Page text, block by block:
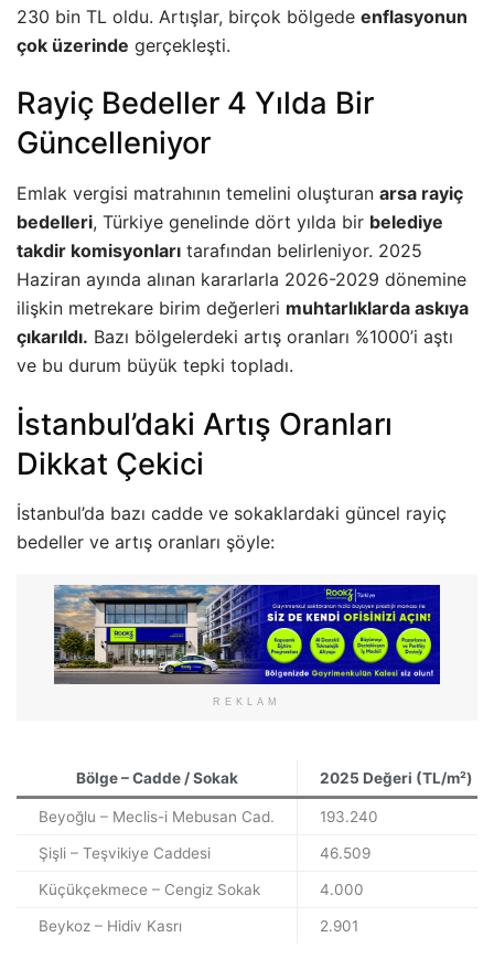
230 bin TL oldu. Artışlar, birçok bölgede enflasyonun
çok üzerinde gerçekleşti.
Rayiç Bedeller 4 Yılda Bir
Güncelleniyor
Emlak vergisi matrahının temelini oluşturan arsa rayiç
bedelleri, Türkiye genelinde dört yılda bir belediye
takdir komisyonları tarafından belirleniyor. 2025
Haziran ayında alınan kararlarla 2026-2029 dönemine
ilişkin metrekare birim değerleri muhtarlıklarda askıya
çıkarıldı. Bazı bölgelerdeki artış oranları %1000’i aştı
ve bu durum büyük tepki topladı.
İstanbul’daki Artış Oranları
Dikkat Çekici
İstanbul’da bazı cadde ve sokaklardaki güncel rayiç
bedeller ve artış oranları şöyle:
REKLAM
Bölge – Cadde / Sokak 2025 Değeri (TL/m²)
Beyoğlu – Meclis-i Mebusan Cad. 193.240
Şişli – Teşvikiye Caddesi 46.509
Küçükçekmece – Cengiz Sokak 4.000
Beykoz – Hidiv Kasrı 2.901